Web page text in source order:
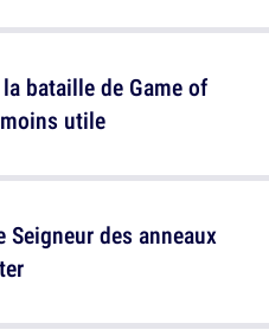
Seigneur des anneaux
bataille de Game of
utile